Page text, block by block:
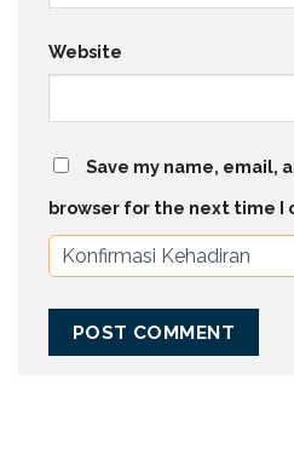
Website
Save my name, email,
browser for the next time I